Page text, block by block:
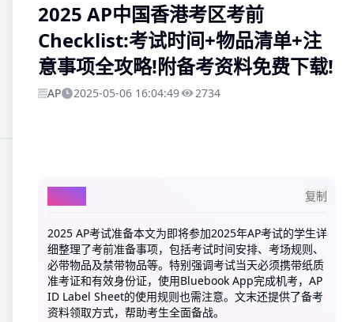
2025 AP中国香港考区考前
Checklist:考试时间+物品清单+注
意事项全攻略!附备考资料免费下载!
AP 2025-05-06 16:04:49 2734
AI总结 复制
2025 AP考试准备本文为即将参加2025年AP考试的学生详
细整理了考前准备事项，包括考试时间安排、考场规则、
必带物品及禁带物品等。特别强调考试当天必须携带纸质
准考证和有效身份证，使用Bluebook App完成机考，AP
ID Label Sheet的使用规则也需注意。文末还提供了备考
资料领取方式，帮助考生全面备战。